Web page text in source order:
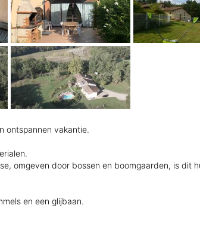
ontspannen vakantie.
omgeven door bossen en boomgaarden, is dit
en een glijbaan.